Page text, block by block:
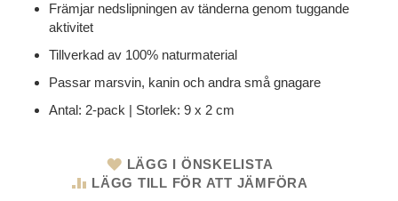
Främjar nedslipningen av tänderna genom tuggande
aktivitet
Tillverkad av 100% naturmaterial
Passar marsvin, kanin och andra små gnagare
Antal: 2-pack | Storlek: 9 x 2 cm
LÄGG I ÖNSKELISTA
LÄGG TILL FÖR ATT JÄMFÖRA